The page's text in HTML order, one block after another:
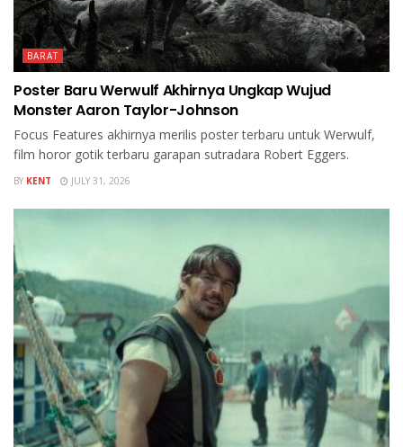
BARAT
Poster Baru Werwulf Akhirnya Ungkap Wujud
Monster Aaron Taylor-Johnson
Focus Features akhirnya merilis poster terbaru untuk Werwulf,
film horor gotik terbaru garapan sutradara Robert Eggers.
BY KENT JULY 31, 2026